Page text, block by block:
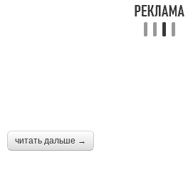
читать дальше →